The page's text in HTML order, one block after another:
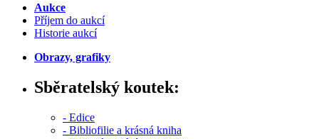
Aukce
Příjem do aukcí
Historie aukcí
Obrazy, grafiky
Sběratelský koutek:
- Edice
- Bibliofilie a krásná kniha